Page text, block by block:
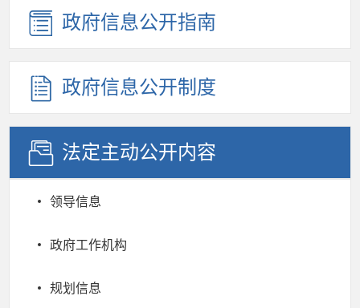
政府信息公开指南
政府信息公开制度
法定主动公开内容
领导信息
政府工作机构
规划信息